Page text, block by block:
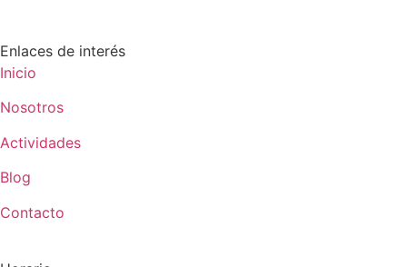
Enlaces de interés
Inicio
Nosotros
Actividades
Blog
Contacto